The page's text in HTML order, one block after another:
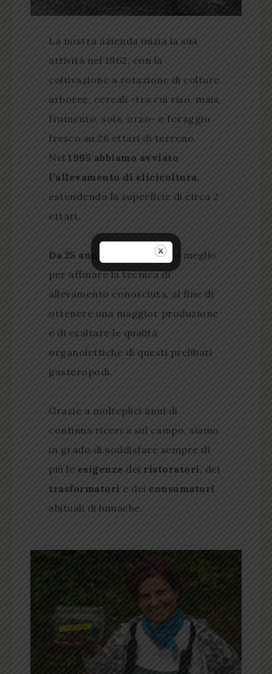
La nostra azienda inizia la sua
attività nel 1962, con la
coltivazione a rotazione di colture
arboree, cereali -tra cui riso, mais,
frumento, soia, orzo- e foraggio
fresco su 26 ettari di terreno.
Nel 1995 abbiamo avviato
l’allevamento di elicicoltura,
estendendo la superficie di circa 2
ettari.
Da 25 anni
diamo il nostro meglio
per affinare la tecnica di
allevamento conosciuta, al fine di
ottenere una maggior produzione
e di esaltare le qualità
organolettiche di questi prelibati
gasteropodi.
Grazie a molteplici anni di
continua ricerca sul campo, siamo
in grado di soddisfare sempre di
più le esigenze dei ristoratori, dei
trasformatori e dei consumatori
abituali di lumache.